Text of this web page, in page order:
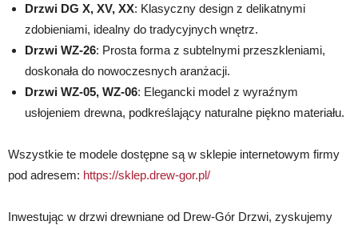
Drzwi DG X, XV, XX: Klasyczny design z delikatnymi
zdobieniami, idealny do tradycyjnych wnętrz.
Drzwi WZ-26: Prosta forma z subtelnymi przeszkleniami,
doskonała do nowoczesnych aranżacji.
Drzwi WZ-05, WZ-06: Elegancki model z wyraźnym
usłojeniem drewna, podkreślający naturalne piękno materiału.
Wszystkie te modele dostępne są w sklepie internetowym firmy
pod adresem: https://sklep.drew-gor.pl/
Inwestując w drzwi drewniane od Drew-Gór Drzwi, zyskujemy